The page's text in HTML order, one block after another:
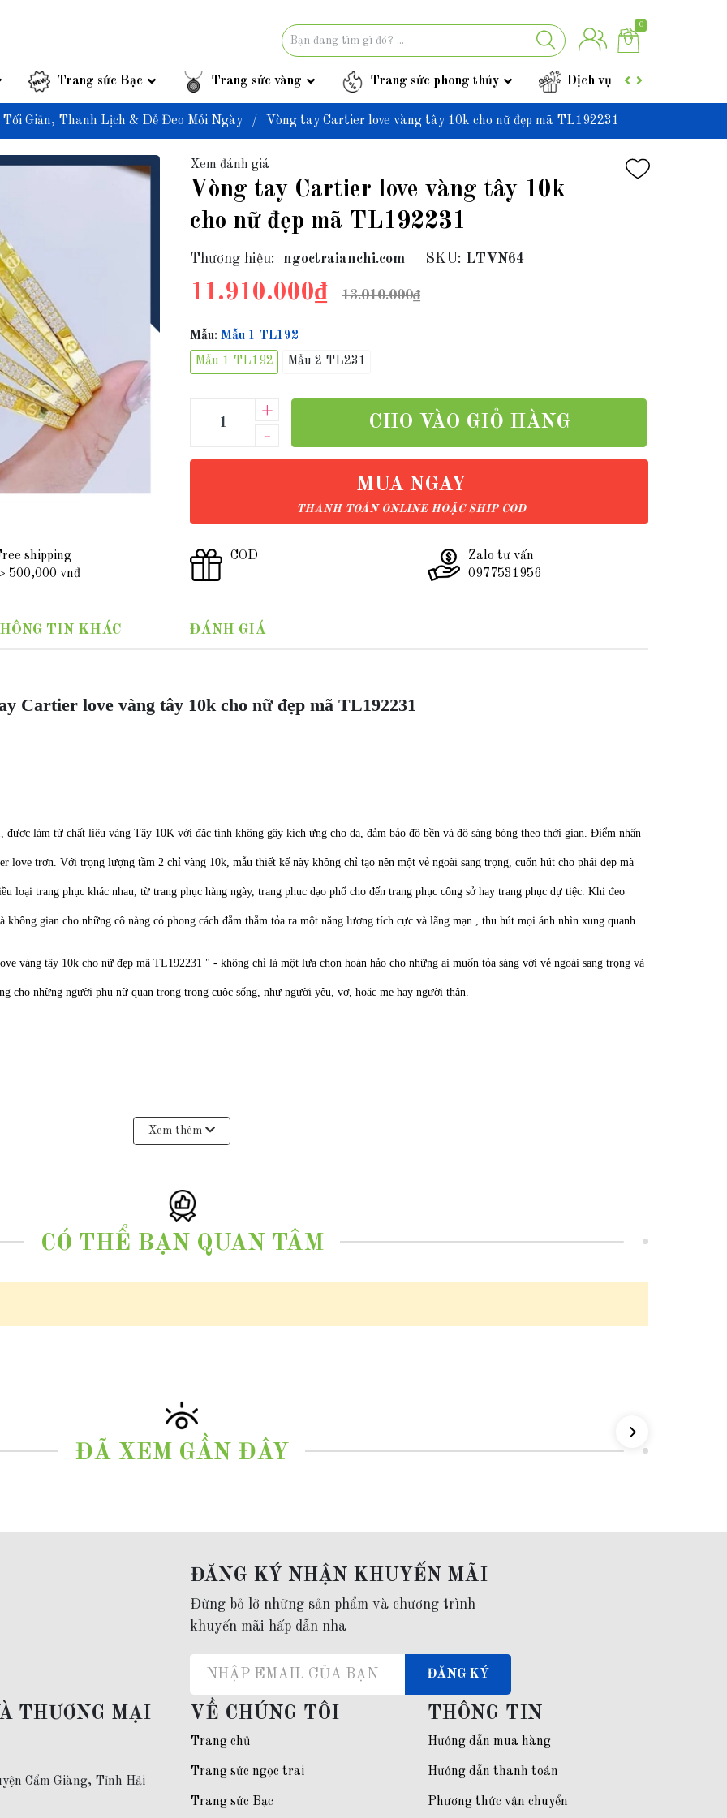
0
Trang sức Bạc Trang sức vàng Trang sức phong thủy Dịch vụ
Giản, Thanh Lịch & Dễ Đeo Mỗi Ngày / Vòng tay Cartier love vàng tây 10k cho nữ đẹp mã TL192231
Xem đánh giá
Vòng tay Cartier love vàng tây 10k
cho nữ đẹp mã TL192231
Thương hiệu: ngoctraianchi.com SKU: LTVN64
11.910.000₫ 13.010.000₫
Mẫu: Mẫu 1 TL192
Mẫu 1 TL192
Mẫu 2 TL231
–
+
CHO VÀO GIỎ HÀNG
MUA NGAY
THANH TOÁN ONLINE HOẶC SHIP COD
shipping
500,000 vnđ
COD
Zalo tư vấn
0977531956
TIN KHÁC ĐÁNH GIÁ
Cartier love vàng tây 10k cho nữ đẹp mã TL192231
làm từ chất liệu vàng Tây 10K với đặc tính không gây kích ứng cho da, đảm bảo độ bền và độ sáng bóng theo thời gian. Điểm nhấn
love trơn. Với trọng lượng tầm 2 chỉ vàng 10k, mẫu thiết kế này không chỉ tạo nên một vẻ ngoài sang trọng, cuốn hút cho phái đẹp mà
loại trang phục khác nhau, từ trang phục hàng ngày, trang phục dạo phố cho đến trang phục công sở hay trang phục dự tiệc. Khi đeo
gian cho những cô nàng có phong cách đằm thắm tỏa ra một năng lượng tích cực và lãng mạn , thu hút mọi ánh nhìn xung quanh.
vàng tây 10k cho nữ đẹp mã TL192231 " - không chỉ là một lựa chọn hoàn hảo cho những ai muốn tỏa sáng với vẻ ngoài sang trọng và
cho những người phụ nữ quan trọng trong cuộc sống, như người yêu, vợ, hoặc mẹ hay người thân.
10k
Xem thêm
CÓ THỂ BẠN QUAN TÂM
ĐÃ XEM GẦN ĐÂY
ĐĂNG KÝ NHẬN KHUYẾN MÃI
Đừng bỏ lỡ những sản phẩm và chương trình
khuyến mãi hấp dẫn nha
ĐĂNG KÝ
THƯƠNG MẠI
Cẩm Giàng, Tỉnh Hải
VỀ CHÚNG TÔI
Trang chủ
Trang sức ngọc trai
Trang sức Bạc
THÔNG TIN
Hướng dẫn mua hàng
Hướng dẫn thanh toán
Phương thức vận chuyển